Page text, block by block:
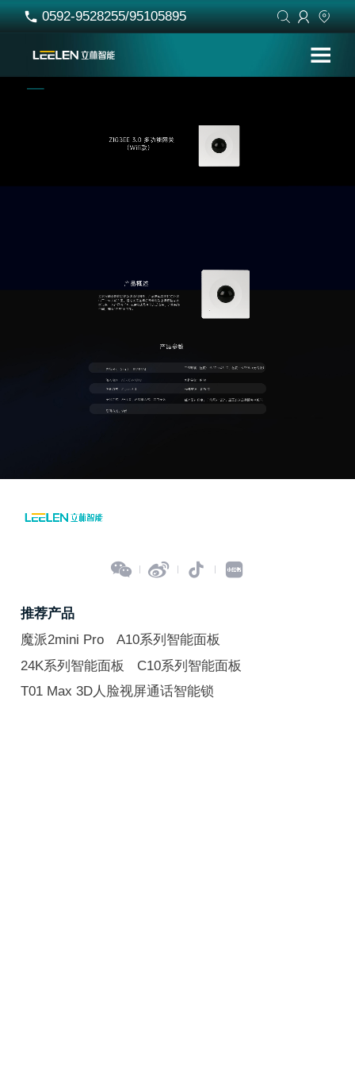
 0592-9528255/95105895   
   
推荐产品
魔派2mini Pro
A10系列智能面板
24K系列智能面板
C10系列智能面板
T01 Max 3D人脸视屏通话智能锁